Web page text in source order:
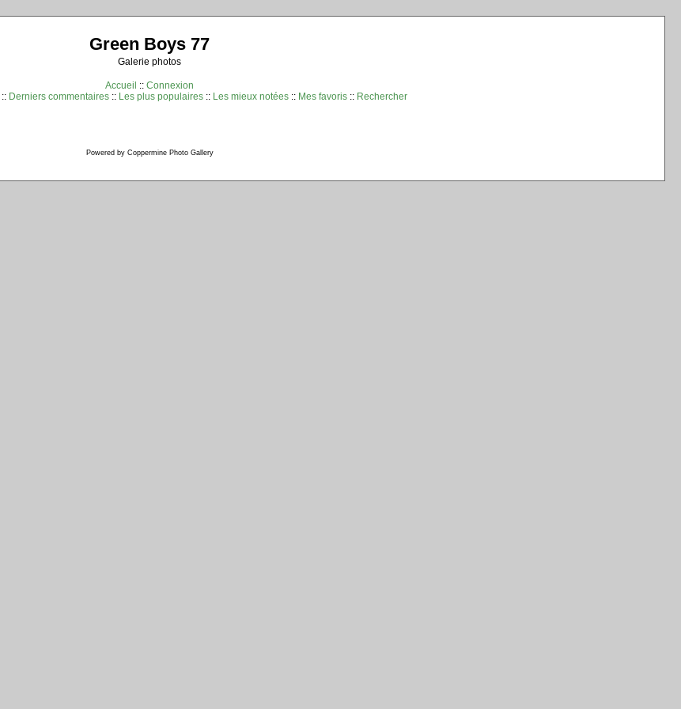
Green Boys 77
Galerie photos
Accueil :: Connexion
:: Derniers commentaires :: Les plus populaires :: Les mieux notées :: Mes favoris :: Rechercher
Powered by Coppermine Photo Gallery